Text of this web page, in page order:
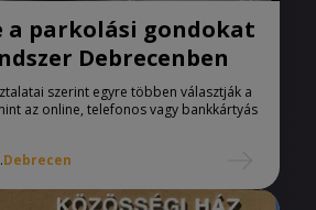
a parkolási gondokat
Debrecenben
szerint egyre többen választják a
az online, telefonos vagy bankkártyás
Debrecen